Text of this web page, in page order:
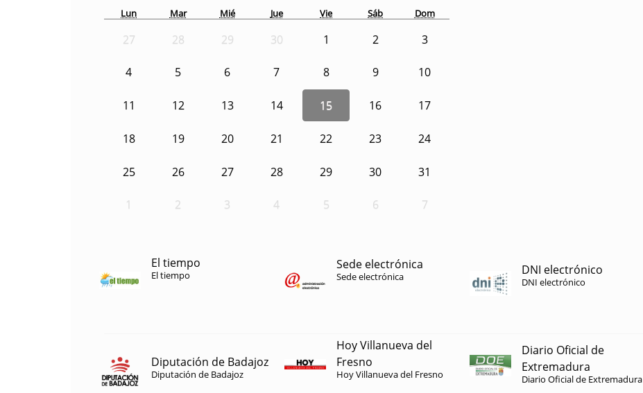
Lun Mar Mié Jue Vie Sáb Dom
27 28 29 30 1 2 3
4 5 6 7 8 9 10
11 12 13 14 15 16 17
18 19 20 21 22 23 24
25 26 27 28 29 30 31
1 2 3 4 5 6 7
El tiempo
El tiempo
Sede electrónica
Sede electrónica DNI electrónico
DNI electrónico
Diputación de Badajoz
Diputación de Badajoz
Hoy Villanueva del
Fresno
Hoy Villanueva del Fresno
Diario Oficial de
Extremadura
Diario Oficial de Extremadura